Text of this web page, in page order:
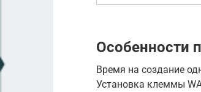
Особенности
Время на создание
Установка клеммы